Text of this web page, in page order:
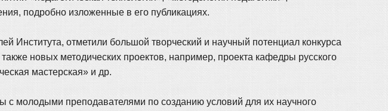
подробно изложенные в его публикациях.
Института, отметили большой творческий и научный потенциал конкурса
новых методических проектов, например, проекта кафедры русского
мастерская» и др.
с молодыми преподавателями по созданию условий для их научного